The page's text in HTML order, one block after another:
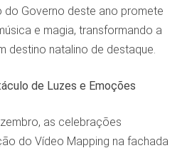
do Governo deste ano promete
e magia, transformando a
destino natalino de destaque.
de Luzes e Emoções
as celebrações
do Vídeo Mapping na fachada